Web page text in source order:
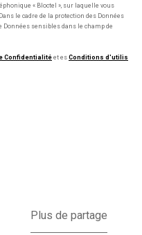
« Bloctel », sur laquelle vous
le cadre de la protection des Données
sensibles dans le champ de
Confidentialité et es Conditions d'utilis
Plus de partage